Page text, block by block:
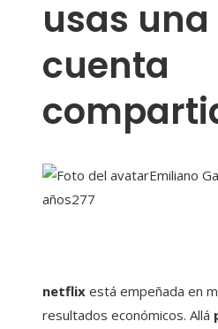
usas una
cuenta
Emiliano
años277
netflix está empeñada en
resultados económicos. Allá